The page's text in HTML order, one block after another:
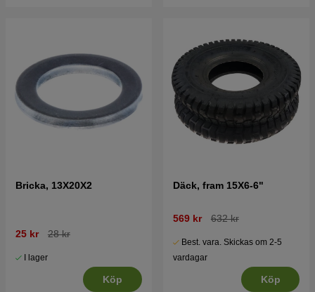
Bricka, 13X20X2
25 kr 28 kr
I lager
Köp
Däck, fram 15X6-6"
569 kr 632 kr
Best. vara. Skickas om 2-5
vardagar
Köp